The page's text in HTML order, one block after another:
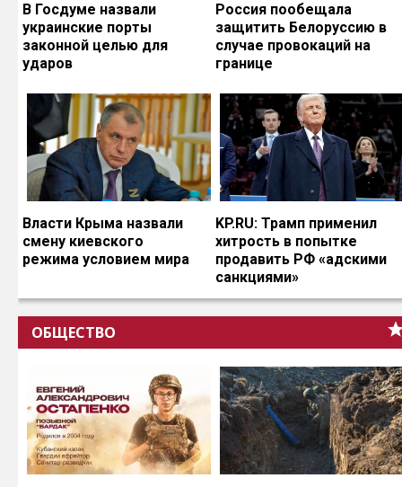
В Госдуме назвали
украинские порты
законной целью для
ударов
Россия пообещала
защитить Белоруссию в
случае провокаций на
границе
Власти Крыма назвали
смену киевского
режима условием мира
KP.RU: Трамп применил
хитрость в попытке
продавить РФ «адскими
санкциями»
ОБЩЕСТВО